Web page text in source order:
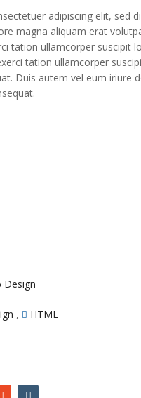
adipiscing elit, sed
magna aliquam erat
tation ullamcorper suscipit
tation ullamcorper
Duis autem vel eum iriure
Design
, HTML